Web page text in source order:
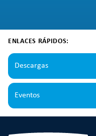
ENLACES RÁPIDOS:
Descargas
Eventos